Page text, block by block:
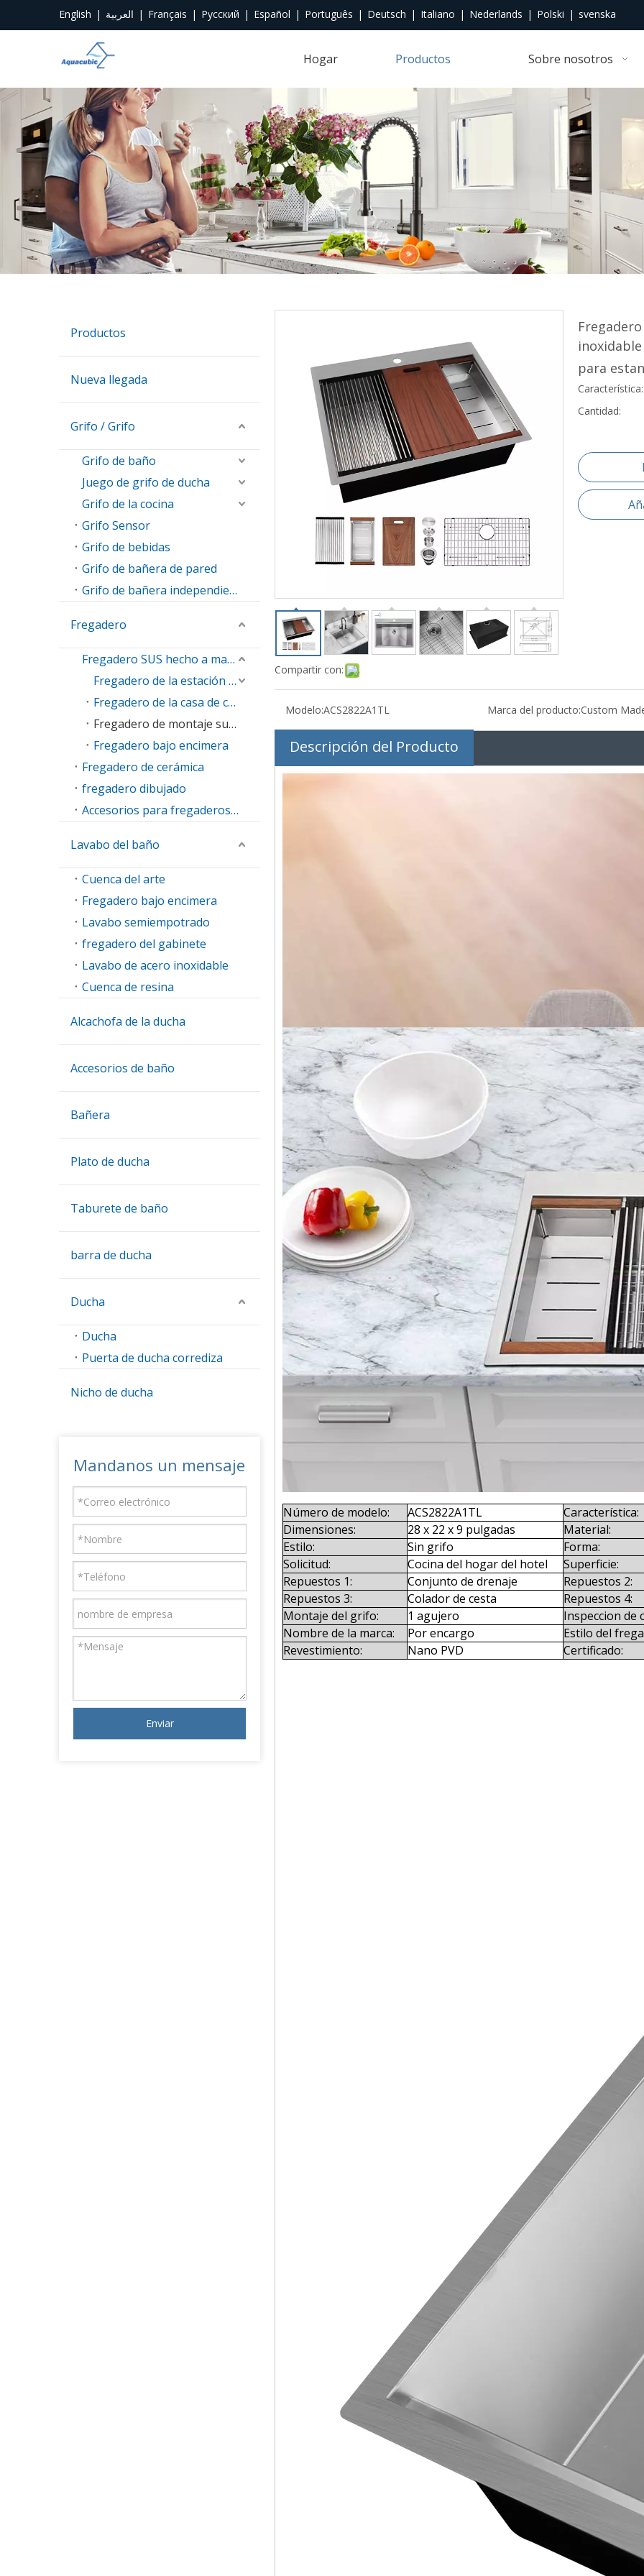
English | العربية | Français | Pусский | Español | Português | Deutsch | Italiano | Nederlands | Polski | svenska
Hogar Productos Sobre nosotros
Productos
Nueva llegada
Grifo / Grifo
Grifo de baño
Juego de grifo de ducha
Grifo de la cocina
Grifo Sensor
Grifo de bebidas
Grifo de bañera de pared
Grifo de bañera independiente
Fregadero
Fregadero SUS hecho a mano
Fregadero de la estación de trabajo
Fregadero de la casa de campo
Fregadero de montaje superior
Fregadero bajo encimera
Fregadero de cerámica
fregadero dibujado
Accesorios para fregaderos de cocina
Lavabo del baño
Cuenca del arte
Fregadero bajo encimera
Lavabo semiempotrado
fregadero del gabinete
Lavabo de acero inoxidable
Cuenca de resina
Alcachofa de la ducha
Accesorios de baño
Bañera
Plato de ducha
Taburete de baño
barra de ducha
Ducha
Ducha
Puerta de ducha corrediza
Nicho de ducha
Mandanos un mensaje
Enviar
Compartir con:
para
Cantidad:
Modelo:ACS2822A1TL Marca del producto:Custom
Descripción del Producto
Número de modelo: ACS2822A1TL
Característica:
Dimensiones:
28 x 22 x 9 pulgadas
Material:
Estilo:
Sin grifo
Forma:
Solicitud:
Cocina del hogar del hotel
Superficie:
Repuestos 1:
Conjunto de drenaje
Repuestos 2:
Repuestos 3:
Colador de cesta
Repuestos 4:
Montaje del grifo:
1 agujero
Inspeccion de
Nombre de la marca:
Por encargo
Estilo del
Revestimiento:
Nano PVD Certificado: